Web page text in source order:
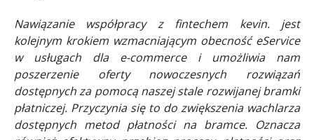
Nawiązanie współpracy z fintechem kevin. jest
kolejnym krokiem wzmacniającym obecność eService
w usługach dla e-commerce i umożliwia nam
poszerzenie oferty nowoczesnych rozwiązań
dostępnych za pomocą naszej stale rozwijanej bramki
płatniczej. Przyczynia się to do zwiększenia wachlarza
dostępnych metod płatności na bramce. Oznacza